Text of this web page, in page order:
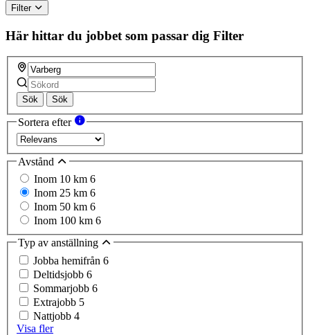
Filter
Här hittar du jobbet som passar dig Filter
Sök Sök
Sortera efter
Avstånd
Inom 10 km 6
Inom 25 km 6
Inom 50 km 6
Inom 100 km 6
Typ av anställning
Jobba hemifrån 6
Deltidsjobb 6
Sommarjobb 6
Extrajobb 5
Nattjobb 4
Visa fler